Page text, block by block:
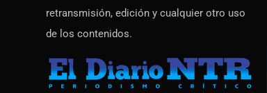
retransmisión, edición y cualquier otro uso
de los contenidos.